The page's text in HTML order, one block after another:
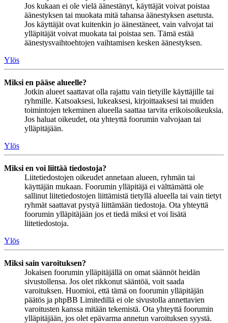
Jos kukaan ei ole vielä äänestänyt, käyttäjät voivat poistaa
äänestyksen tai muokata mitä tahansa äänestyksen asetusta.
Jos käyttäjät ovat kuitenkin jo äänestäneet, vain valvojat tai
ylläpitäjät voivat muokata tai poistaa sen. Tämä estää
äänestysvaihtoehtojen vaihtamisen kesken äänestyksen.
Ylös
Miksi en pääse alueelle?
Jotkin alueet saattavat olla rajattu vain tietyille käyttäjille tai
ryhmille. Katsoaksesi, lukeaksesi, kirjoittaaksesi tai muiden
toimintojen tekeminen alueella saattaa tarvita erikoisoikeuksia.
Jos haluat oikeudet, ota yhteyttä foorumin valvojaan tai
ylläpitäjään.
Ylös
Miksi en voi liittää tiedostoja?
Liitetiedostojen oikeudet annetaan alueen, ryhmän tai
käyttäjän mukaan. Foorumin ylläpitäjä ei välttämättä ole
sallinut liitetiedostojen liittämistä tietyllä alueella tai vain tietyt
ryhmät saattavat pystyä liittämään tiedostoja. Ota yhteyttä
foorumin ylläpitäjään jos et tiedä miksi et voi lisätä
liitetiedostoja.
Ylös
Miksi sain varoituksen?
Jokaisen foorumin ylläpitäjällä on omat säännöt heidän
sivustollensa. Jos olet rikkonut sääntöä, voit saada
varoituksen. Huomioi, että tämä on foorumin ylläpitäjän
päätös ja phpBB Limitedillä ei ole sivustolla annettavien
varoitusten kanssa mitään tekemistä. Ota yhteyttä foorumin
ylläpitäjään, jos olet epävarma annetun varoituksen syystä.